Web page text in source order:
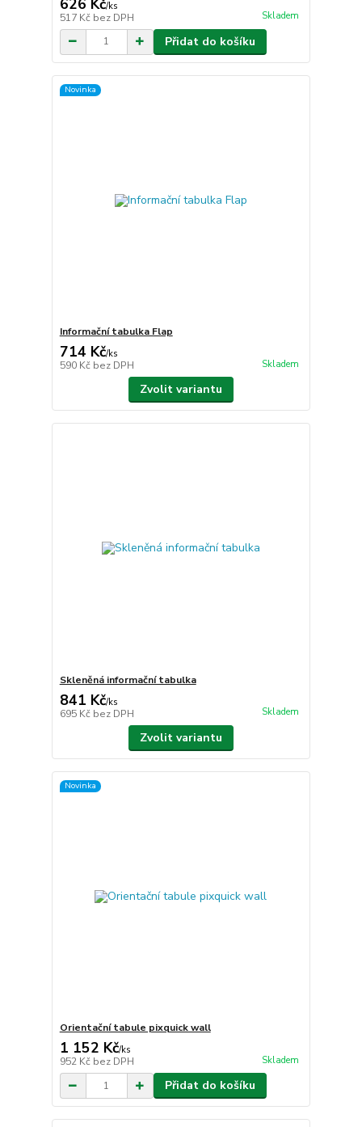
/ks
517 Kč bez DPH Skladem
Přidat do košíku
Novinka
Informační tabulka Flap
714 Kč/ks
590 Kč bez DPH Skladem
Zvolit variantu
Skleněná informační tabulka
841 Kč/ks
695 Kč bez DPH Skladem
Zvolit variantu
Novinka
Orientační tabule pixquick wall
1 152 Kč/ks
952 Kč bez DPH Skladem
Přidat do košíku